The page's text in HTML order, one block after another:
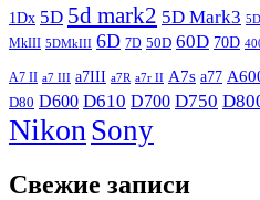
1Dx 5D 5d mark2 5D Mark3
MkIII 5DMkIII 6D 7D 50D 60D 70D
A7 II a7 III a7III a7R a7r II A7s a77
D80 D600 D610 D700 D750
Nikon Sony
Свежие записи